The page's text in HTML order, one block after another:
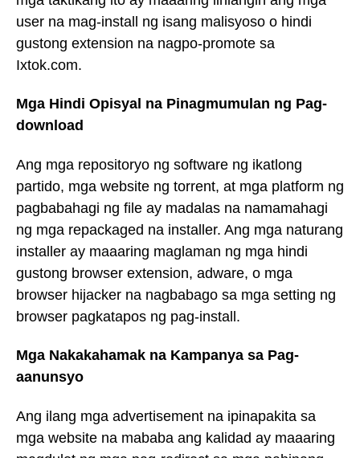
user na mag-install ng isang malisyoso o hindi
gustong extension na nagpo-promote sa
Ixtok.com.
Mga Hindi Opisyal na Pinagmumulan ng Pag-
download
Ang mga repositoryo ng software ng ikatlong
partido, mga website ng torrent, at mga platform ng
pagbabahagi ng file ay madalas na namamahagi
ng mga repackaged na installer. Ang mga naturang
installer ay maaaring maglaman ng mga hindi
gustong browser extension, adware, o mga
browser hijacker na nagbabago sa mga setting ng
browser pagkatapos ng pag-install.
Mga Nakakahamak na Kampanya sa Pag-
aanunsyo
Ang ilang mga advertisement na ipinapakita sa
mga website na mababa ang kalidad ay maaaring